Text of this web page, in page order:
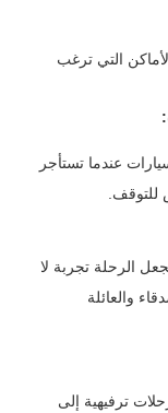
التي ترغب
عندما تستأجر
الرحلة تجربة لا
والعائلة
ترفيهية إلى